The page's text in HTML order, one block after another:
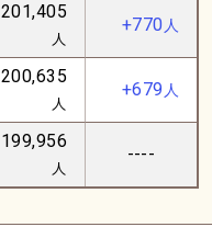
201,405
人
+770 人
200,635
人
+679 人
199,956
人
----